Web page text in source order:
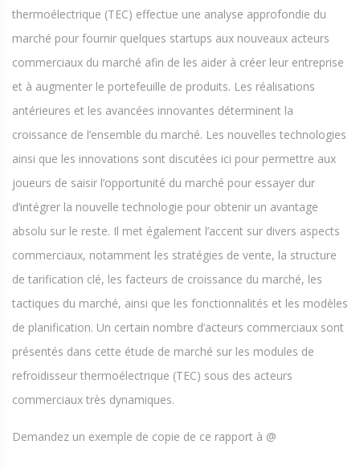
thermoélectrique (TEC) effectue une analyse approfondie du
marché pour fournir quelques startups aux nouveaux acteurs
commerciaux du marché afin de les aider à créer leur entreprise
et à augmenter le portefeuille de produits. Les réalisations
antérieures et les avancées innovantes déterminent la
croissance de l’ensemble du marché. Les nouvelles technologies
ainsi que les innovations sont discutées ici pour permettre aux
joueurs de saisir l’opportunité du marché pour essayer dur
d’intégrer la nouvelle technologie pour obtenir un avantage
absolu sur le reste. Il met également l’accent sur divers aspects
commerciaux, notamment les stratégies de vente, la structure
de tarification clé, les facteurs de croissance du marché, les
tactiques du marché, ainsi que les fonctionnalités et les modèles
de planification. Un certain nombre d’acteurs commerciaux sont
présentés dans cette étude de marché sur les modules de
refroidisseur thermoélectrique (TEC) sous des acteurs
commerciaux très dynamiques.
Demandez un exemple de copie de ce rapport à @